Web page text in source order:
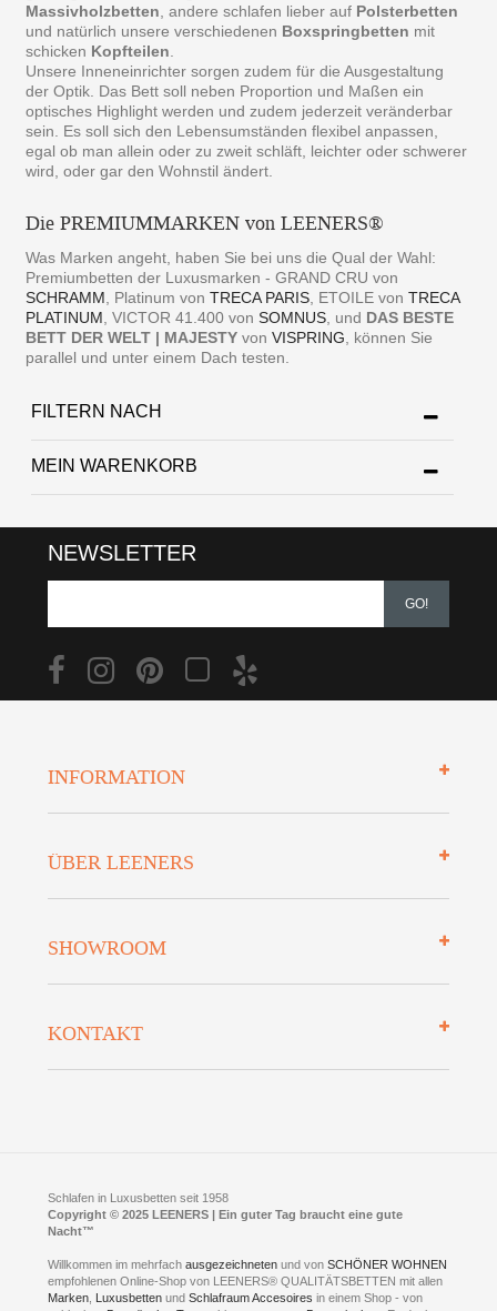
Massivholzbetten , andere schlafen lieber auf Polsterbetten
und natürlich unsere verschiedenen Boxspringbetten mit
schicken Kopfteilen
Unsere Inneneinrichter sorgen zudem für die Ausgestaltung
der Optik. Das Bett soll neben Proportion und Maßen ein
optisches Highlight werden und zudem jederzeit veränderbar
sein. Es soll sich den Lebensumständen flexibel anpassen,
egal ob man allein oder zu zweit schläft, leichter oder schwerer
wird, oder gar den Wohnstil ändert.
Die PREMIUMMARKEN von LEENERS®
Was Marken angeht, haben Sie bei uns die Qual der Wahl:
Premiumbetten der Luxusmarken - GRAND CRU von
SCHRAMM , Platinum vonTRECA PARIS , ETOILE vonTRECA
PLATINUM , VICTOR 41.400 vonSOMNUS , und DAS BESTE
BETT DER WELT | MAJESTYvonVISPRING , können Sie
parallel und unter einem Dach testen.
FILTERN NACH
MEIN WARENKORB
NEWSLETTER
GO!
INFORMATION
Finanzierung
Datenschutz
ÜBER LEENERS
Preisgarantie
Presse
Jobs
SHOWROOM
Fotoalbum
Kontakt
KONTAKT
Neuer Showroom für unsere Onlineartikel.
Kontakt via:WhatsApp
Kontakt via:eMail
Schlafen in Luxusbetten seit 1958
Copyright © 2025 LEENERS | Ein guter Tag braucht eine gute
Nacht™
Willkommen im mehrfachausgezeichnetenund vonSCHÖNER WOHNEN
empfohlenen Online-Shop von LEENERS® QUALITÄTSBETTEN mit allen
Marken Luxusbetten undSchlafraum Accesoires in einem Shop - von